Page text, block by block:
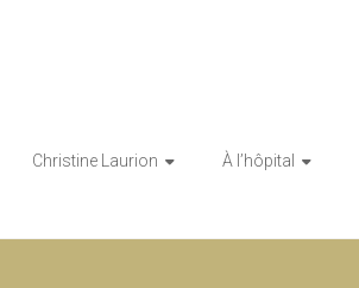
Christine Laurion À l’hôpital